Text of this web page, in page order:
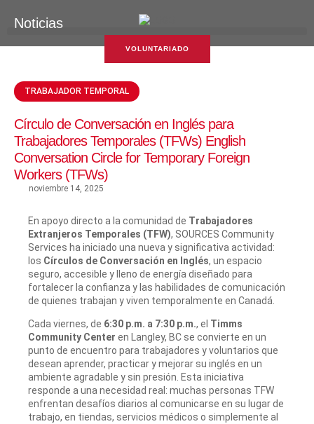
VOLUNTARIADO
Noticias
TRABAJADOR TEMPORAL
Círculo de Conversación en Inglés para
Trabajadores Temporales (TFWs) English
Conversation Circle for Temporary Foreign
Workers (TFWs)
noviembre 14, 2025
En apoyo directo a la comunidad de Trabajadores
Extranjeros Temporales (TFW), SOURCES Community
Services ha iniciado una nueva y significativa actividad:
los Círculos de Conversación en Inglés, un espacio
seguro, accesible y lleno de energía diseñado para
fortalecer la confianza y las habilidades de comunicación
de quienes trabajan y viven temporalmente en Canadá.
Cada viernes, de 6:30 p.m. a 7:30 p.m., el Timms
Community Center en Langley, BC se convierte en un
punto de encuentro para trabajadores y voluntarios que
desean aprender, practicar y mejorar su inglés en un
ambiente agradable y sin presión. Esta iniciativa
responde a una necesidad real: muchas personas TFW
enfrentan desafíos diarios al comunicarse en su lugar de
trabajo, en tiendas, servicios médicos o simplemente al